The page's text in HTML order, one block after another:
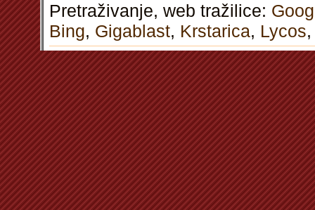
Pretraživanje, web tražilice:
Bing, Gigablast, Krstarica, Lycos